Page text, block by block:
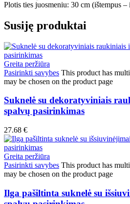
Plotis ties juosmeniu: 30 cm (ištempus
Susiję produktai
Greita peržiūra
Pasirinkti savybes This product has
may be chosen on the product page
Suknelė su dekoratyviniais
spalvų pasirinkimas
27.68 €
Greita peržiūra
Pasirinkti savybes This product has
may be chosen on the product page
Ilga pašiltinta suknelė su